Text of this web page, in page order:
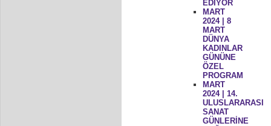
EDİYOR
MART
2024 | 8
MART
DÜNYA
KADINLAR
GÜNÜNE
ÖZEL
PROGRAM
MART
2024 | 14.
ULUSLARARASI
SANAT
GÜNLERİNE